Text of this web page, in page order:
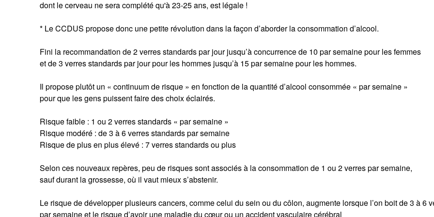
dont le cerveau ne sera complété qu'à 23-25 ans, est légale !
* Le CCDUS propose donc une petite révolution dans la façon d’aborder la consommation d’alcool.
Fini la recommandation de 2 verres standards par jour jusqu’à concurrence de 10 par semaine pour les femmes
et de 3 verres standards par jour pour les hommes jusqu’à 15 par semaine pour les hommes.
Il propose plutôt un « continuum de risque » en fonction de la quantité d’alcool consommée « par semaine »
pour que les gens puissent faire des choix éclairés.
Risque faible : 1 ou 2 verres standards « par semaine »
Risque modéré : de 3 à 6 verres standards par semaine
Risque de plus en plus élevé : 7 verres standards ou plus
Selon ces nouveaux repères, peu de risques sont associés à la consommation de 1 ou 2 verres par semaine,
sauf durant la grossesse, où il vaut mieux s’abstenir.
Le risque de développer plusieurs cancers, comme celui du sein ou du côlon, augmente lorsque l’on boit de 3 à 6
par semaine et le risque d’avoir une maladie du cœur ou un accident vasculaire cérébral